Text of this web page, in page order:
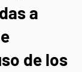
a
de los